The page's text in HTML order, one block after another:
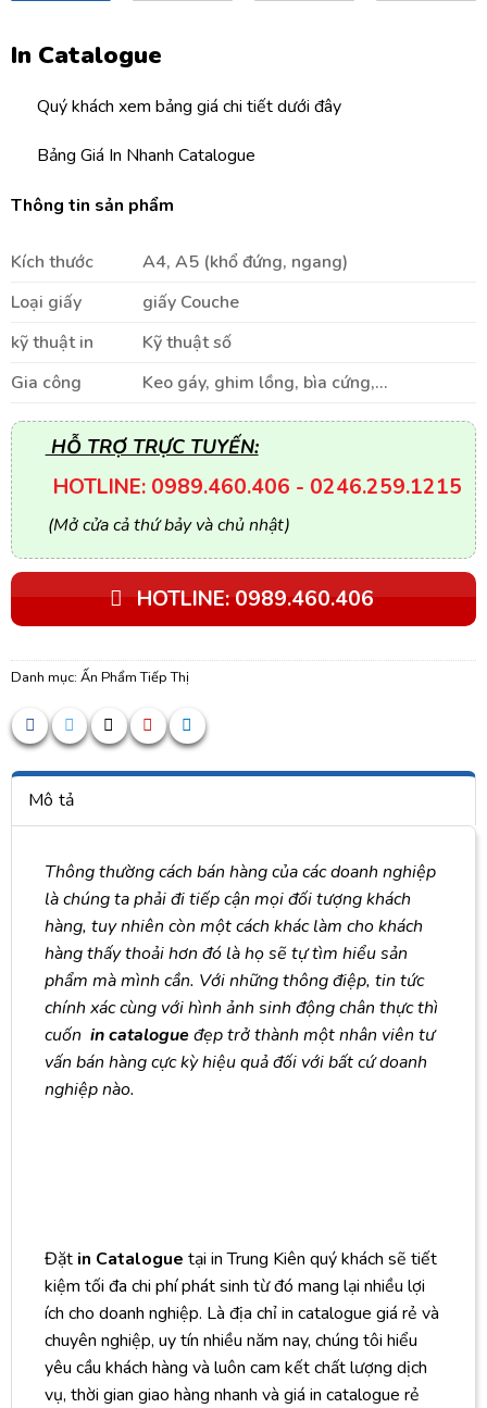
In Catalogue
Quý khách xem bảng giá chi tiết dưới đây
Bảng Giá In Nhanh Catalogue
Thông tin sản phẩm
Kích thước
A4, A5 (khổ đứng, ngang)
Loại giấy
giấy Couche
kỹ thuật in
Kỹ thuật số
Gia công
Keo gáy, ghim lồng, bìa cứng,…
HỖ TRỢ TRỰC TUYẾN:
HOTLINE: 0989.460.406 - 0246.259.1215
(Mở cửa cả thứ bảy và chủ nhật)
HOTLINE: 0989.460.406
Danh mục: Ấn Phẩm Tiếp Thị
Mô tả
Thông thường cách bán hàng của các doanh nghiệp
là chúng ta phải đi tiếp cận mọi đối tượng khách
hàng, tuy nhiên còn một cách khác làm cho khách
hàng thấy thoải hơn đó là họ sẽ tự tìm hiểu sản
phẩm mà mình cần. Với những thông điệp, tin tức
chính xác cùng với hình ảnh sinh động chân thực thì
cuốn in catalogueđẹp trở thành một nhân viên tư
vấn bán hàng cực kỳ hiệu quả đối với bất cứ doanh
nghiệp nào.
Đặt in Catalogue tại in Trung Kiên quý khách sẽ tiết
kiệm tối đa chi phí phát sinh từ đó mang lại nhiều lợi
ích cho doanh nghiệp. Là địa chỉ in catalogue giá rẻ và
chuyên nghiệp, uy tín nhiều năm nay, chúng tôi hiểu
yêu cầu khách hàng và luôn cam kết chất lượng dịch
vụ, thời gian giao hàng nhanh và giá in catalogue rẻ